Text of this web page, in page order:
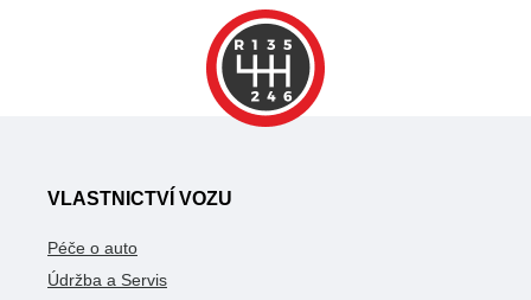
VLASTNICTVÍ VOZU
Péče o auto
Údržba a Servis